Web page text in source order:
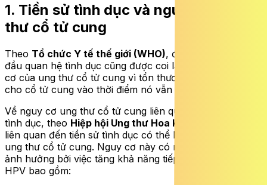
1. Tiền sử tình dục và nguy cơ ung
thư cổ tử cung
Theo Tổ chức Y tế thế giới (WHO), độ tuổi phụ nữ bắt
đầu quan hệ tình dục cũng được coi là một yếu tố nguy
cơ của ung thư cổ tử cung vì tổn thương có thể gây ra
cho cổ tử cung vào thời điểm nó vẫn đang phát triển.
Về nguy cơ ung thư cổ tử cung liên quan đến tiền sử
tình dục, theo Hiệp hội Ung thư Hoa Kỳ
liên quan đến tiền sử tình dục có thể làm tăng nguy cơ
ung thư cổ tử cung. Nguy cơ này có nhiều khả năng bị
ảnh hưởng bởi việc tăng khả năng tiếp xúc với virus
HPV bao gồm: